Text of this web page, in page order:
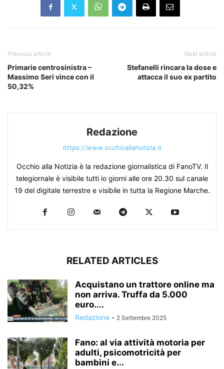
Previous article
Primarie centrosinistra –
Massimo Seri vince con il
50,32%
Next article
Stefanelli rincara la dose e
attacca il suo ex partito
Redazione
https://www.occhioallanotizia.it
Occhio alla Notizia è la redazione giornalistica di FanoTV. Il
telegiornale è visibile tutti io giorni alle ore 20.30 sul canale
19 del digitale terrestre e visibile in tutta la Regione Marche.
RELATED ARTICLES
Acquistano un trattore online ma
non arriva. Truffa da 5.000
euro....
Redazione - 2 Settembre 2025
Fano: al via attività motoria per
adulti, psicomotricità per
bambini e...